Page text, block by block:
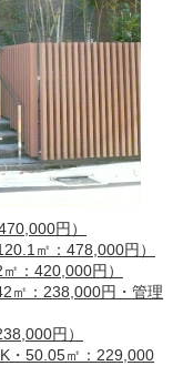
円）
㎡：478,000円）
：420,000円）
㎡：238,000円・管理
円）
・50.05㎡：229,000